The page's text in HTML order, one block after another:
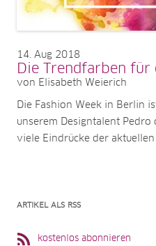
14 Aug 2018
Die Trendfarben
von Elisabeth Weierich
Die Fashion Week in Berlin
unserem Designtalent
viele Eindrücke der aktuellen
ARTIKEL ALS RSS
kostenlos abonnieren